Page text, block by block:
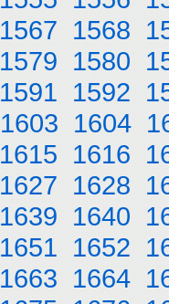
1567 1568
1579 1580
1591 1592
1603 1604
1615 1616
1627 1628
1639 1640
1651 1652
1663 1664